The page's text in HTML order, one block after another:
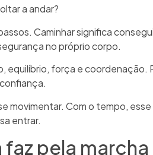
a andar?
Caminhar significa
no próprio corpo.
força e
Com o tempo,
entrar.
pela marcha